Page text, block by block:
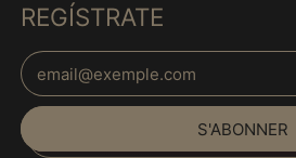
REGÍSTRATE
Adresse e-mail
S'ABONNER
Île Norfolk (MXN $)
Île de Man (MXN $)
Île de l’Ascension
Îles Åland (MXN $)